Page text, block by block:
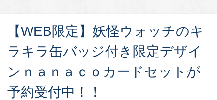
【WEB限定】妖怪ウォッチのキ
ラキラ缶バッジ付き限定デザイ
ンｎａｎａｃｏカードセットが
予約受付中！！